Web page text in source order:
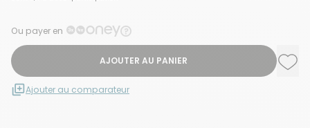
Ou payer en
AJOUTER AU PANIER
Ajouter au comparateur